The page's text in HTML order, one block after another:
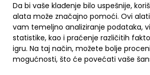
Da bi vaše klađenje bilo uspešnije,
alata može značajno pomoći. Ovi
vam temeljno analiziranje podataka,
statistike, kao i praćenje različitih
igru. Na taj način, možete bolje
mogućnosti, što će povećati vaše